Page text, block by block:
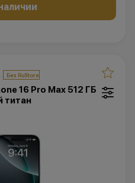
16 Pro Max 512 ГБ
титан